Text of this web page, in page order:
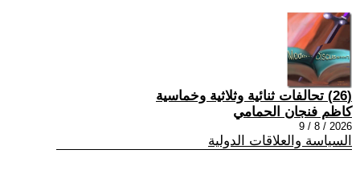
(26) تحالفات ثنائية وثلاثية وخماسية
كاظم فنجان الحمامي
2026 / 8 / 9
السياسة والعلاقات الدولية